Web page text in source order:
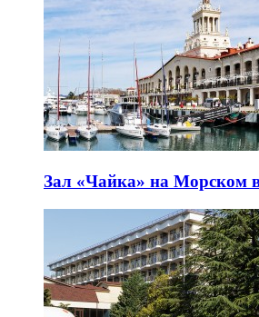
Зал «Чайка» на Морском